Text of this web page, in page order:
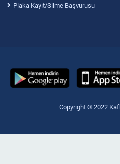
Plaka Kayıt/Silme Başvurusu
Copyright © 2022